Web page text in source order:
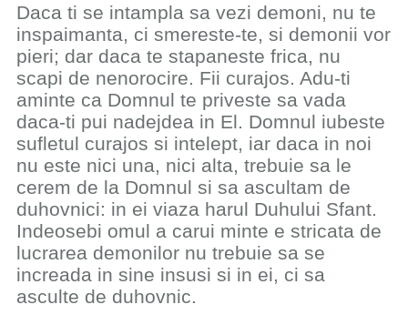
Daca ti se intampla sa vezi demoni, nu te
inspaimanta, ci smereste-te, si demonii vor
pieri; dar daca te stapaneste frica, nu
scapi de nenorocire. Fii curajos. Adu-ti
aminte ca Domnul te priveste sa vada
daca-ti pui nadejdea in El. Domnul iubeste
sufletul curajos si intelept, iar daca in noi
nu este nici una, nici alta, trebuie sa le
cerem de la Domnul si sa ascultam de
duhovnici: in ei viaza harul Duhului Sfant.
Indeosebi omul a carui minte e stricata de
lucrarea demonilor nu trebuie sa se
increada in sine insusi si in ei, ci sa
asculte de duhovnic.